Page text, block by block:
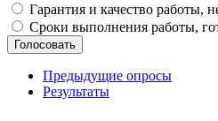
Гарантия и качество работы,
Сроки выполнения работы,
Предыдущие опросы
Результаты